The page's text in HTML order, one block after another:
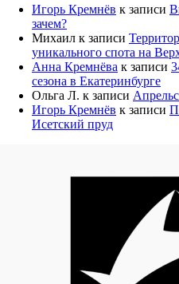
Игорь Кремнёв к записи
зачем?
Михаил к записи
уникального спота на
Анна Кремнёва к записи
сезона в Екатеринбурге
Ольга Л. к записи
Игорь Кремнёв к записи
Исетский пруд